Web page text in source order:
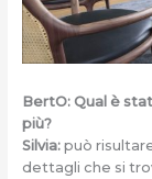
BertO: Qual è
più?
Silvia:può
dettagli che si